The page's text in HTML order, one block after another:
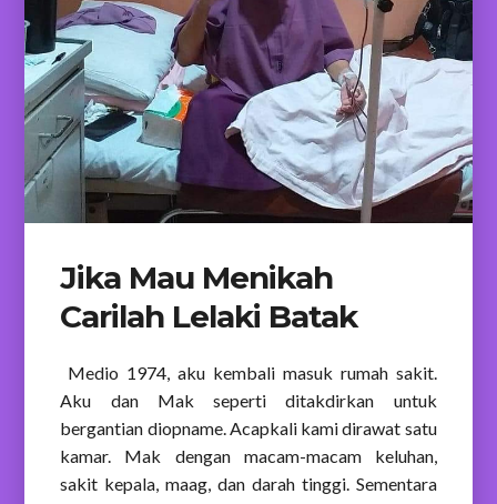
Jika Mau Menikah
Carilah Lelaki Batak
Medio 1974, aku kembali masuk rumah sakit.
Aku dan Mak seperti ditakdirkan untuk
bergantian diopname. Acapkali kami dirawat satu
kamar. Mak dengan macam-macam keluhan,
sakit kepala, maag, dan darah tinggi. Sementara